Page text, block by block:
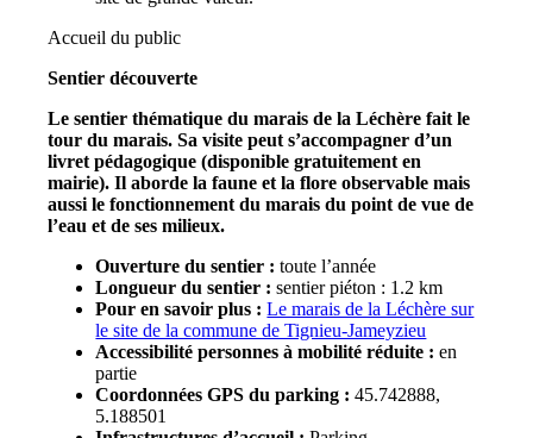
Accueil du public
Sentier découverte
Le sentier thématique du marais de la Léchère fait le
tour du marais. Sa visite peut s’accompagner d’un
livret pédagogique (disponible gratuitement en
mairie). Il aborde la faune et la flore observable mais
aussi le fonctionnement du marais du point de vue de
l’eau et de ses milieux.
Ouverture du sentier : toute l’année
Longueur du sentier : sentier piéton : 1.2 km
Pour en savoir plus : Le marais de la Léchère sur
le site de la commune de Tignieu-Jameyzieu
Accessibilité personnes à mobilité réduite : en
partie
Coordonnées GPS du parking : 45.742888,
5.188501